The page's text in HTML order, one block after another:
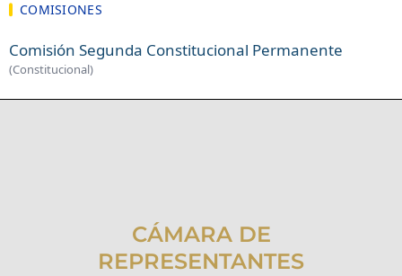
COMISIONES
Comisión Segunda Constitucional Permanente
(Constitucional)
CÁMARA DE
REPRESENTANTES